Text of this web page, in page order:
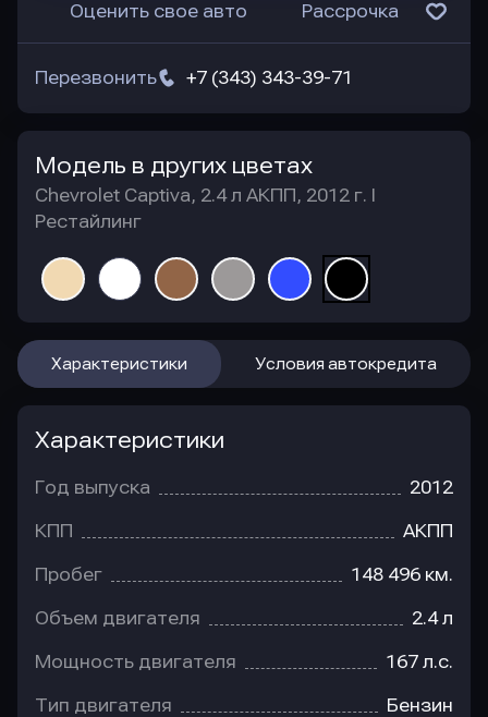
Оценить свое авто Рассрочка
+7 (343) 343-39-71
Перезвонить
Модель в других цветах
Chevrolet Captiva, 2.4 л АКПП, 2012 г. I
Рестайлинг
Характеристики Условия автокредита
Характеристики
Год выпуска 2012
КПП АКПП
Пробег 148 496 км.
Объем двигателя 2.4 л
Мощность двигателя 167 л.с.
Тип двигателя Бензин